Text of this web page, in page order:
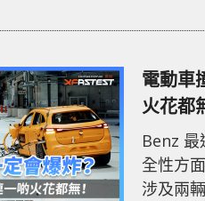
情況下
型架構
與 SUV
電動車
火花都
Benz
全性方
涉及兩